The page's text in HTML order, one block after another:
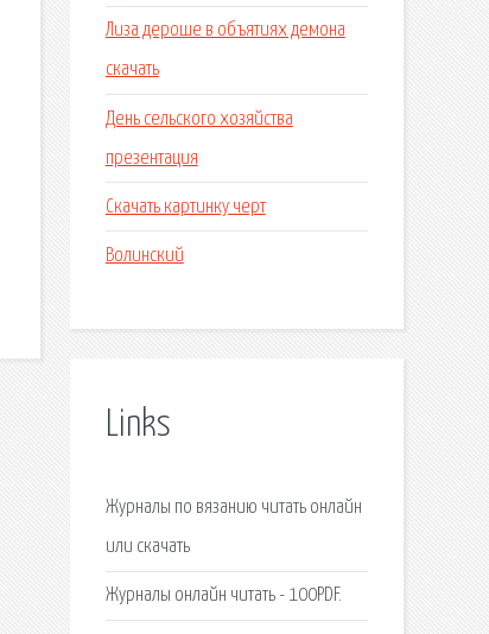
Лиза дероше в объятиях демона
скачать
День сельского хозяйства
презентация
Скачать картинку черт
Волинский
Links
Журналы по вязанию читать онлайн
или скачать
Журналы онлайн читать - 100PDF.